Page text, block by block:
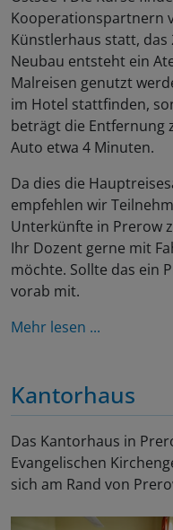
Kooperationspartnern
Künstlerhaus statt,
Neubau entsteht ein
Malreisen genutzt
im Hotel stattfinden,
beträgt die Entfernung
Auto etwa 4 Minuten.
Da dies die
empfehlen wir
Unterkünfte in Prerow
Ihr Dozent gerne mit
möchte. Sollte das ein
vorab mit.
Mehr lesen ...
Kantorhaus
Das Kantorhaus in
Evangelischen
sich am Rand von